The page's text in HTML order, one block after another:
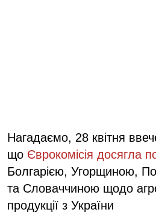
Нагадаємо, 28 квітня
що Єврокомісія досягла
Болгарією, Угорщиною,
та Словаччиною щодо
продукції з України